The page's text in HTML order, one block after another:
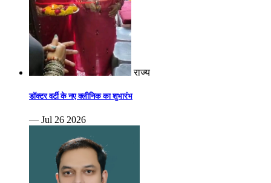
राज्य
डॉक्टर वर्टी के नए क्लीनिक का शुभारंभ
— Jul 26 2026